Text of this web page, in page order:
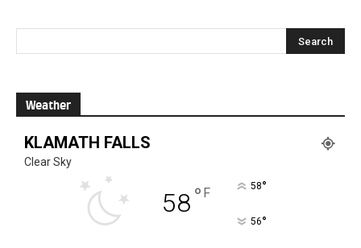
Weather
KLAMATH FALLS
Clear Sky
58° F 58°
56°